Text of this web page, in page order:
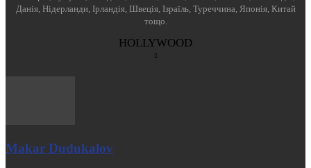
Данія, Нідерланди, Ірландія, Швеція, Ізраїль, Туреччина, Японія, Китай
тощо.
HOLLYWOOD
Makar Dudukalov